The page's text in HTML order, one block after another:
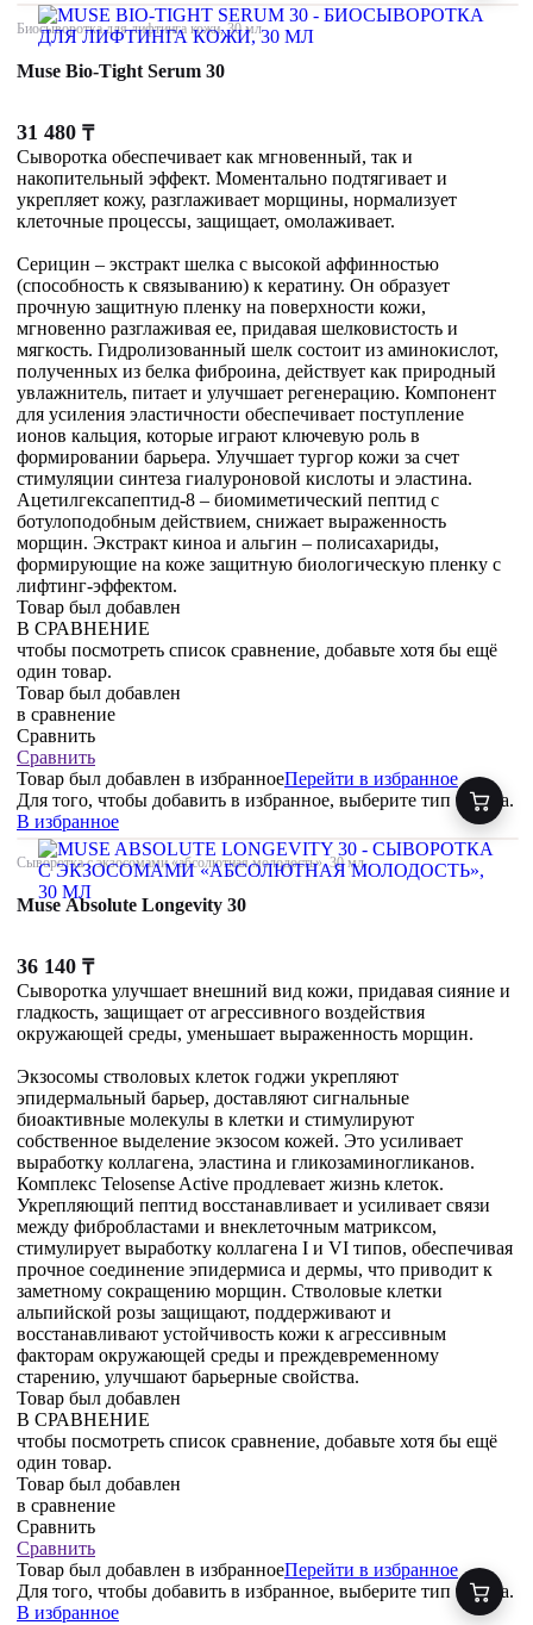
Биосыворотка для лифтинга кожи, 30 мл
Muse Bio-Tight Serum 30
31 480 ₸
Сыворотка обеспечивает как мгновенный, так и
накопительный эффект. Моментально подтягивает и
укрепляет кожу, разглаживает морщины, нормализует
клеточные процессы, защищает, омолаживает.
Серицин – экстракт шелка с высокой аффинностью
(способность к связыванию) к кератину. Он образует
прочную защитную пленку на поверхности кожи,
мгновенно разглаживая ее, придавая шелковистость и
мягкость. Гидролизованный шелк состоит из аминокислот,
полученных из белка фиброина, действует как природный
увлажнитель, питает и улучшает регенерацию. Компонент
для усиления эластичности обеспечивает поступление
ионов кальция, которые играют ключевую роль в
формировании барьера. Улучшает тургор кожи за счет
стимуляции синтеза гиалуроновой кислоты и эластина.
Ацетилгексапептид-8 – биомиметический пептид с
ботулоподобным действием, снижает выраженность
морщин. Экстракт киноа и альгин – полисахариды,
формирующие на коже защитную биологическую пленку с
лифтинг-эффектом.
Товар был добавлен
В СРАВНЕНИЕ
чтобы посмотреть список сравнение, добавьте хотя бы ещё
один товар.
Товар был добавлен
в сравнение
Сравнить
Сравнить
Товар был добавлен в избранноеПерейти в избранное
Для того, чтобы добавить в избранное, выберите тип товара.
В избранное
Сыворотка с экзосомами «абсолютная молодость», 30 мл
Muse Absolute Longevity 30
36 140 ₸
Сыворотка улучшает внешний вид кожи, придавая сияние и
гладкость, защищает от агрессивного воздействия
окружающей среды, уменьшает выраженность морщин.
Экзосомы стволовых клеток годжи укрепляют
эпидермальный барьер, доставляют сигнальные
биоактивные молекулы в клетки и стимулируют
собственное выделение экзосом кожей. Это усиливает
выработку коллагена, эластина и гликозаминогликанов.
Комплекс Telosense Active продлевает жизнь клеток.
Укрепляющий пептид восстанавливает и усиливает связи
между фибробластами и внеклеточным матриксом,
стимулирует выработку коллагена I и VI типов, обеспечивая
прочное соединение эпидермиса и дермы, что приводит к
заметному сокращению морщин. Стволовые клетки
альпийской розы защищают, поддерживают и
восстанавливают устойчивость кожи к агрессивным
факторам окружающей среды и преждевременному
старению, улучшают барьерные свойства.
Товар был добавлен
В СРАВНЕНИЕ
чтобы посмотреть список сравнение, добавьте хотя бы ещё
один товар.
Товар был добавлен
в сравнение
Сравнить
Сравнить
Товар был добавлен в избранноеПерейти в избранное
Для того, чтобы добавить в избранное, выберите тип товара.
В избранное